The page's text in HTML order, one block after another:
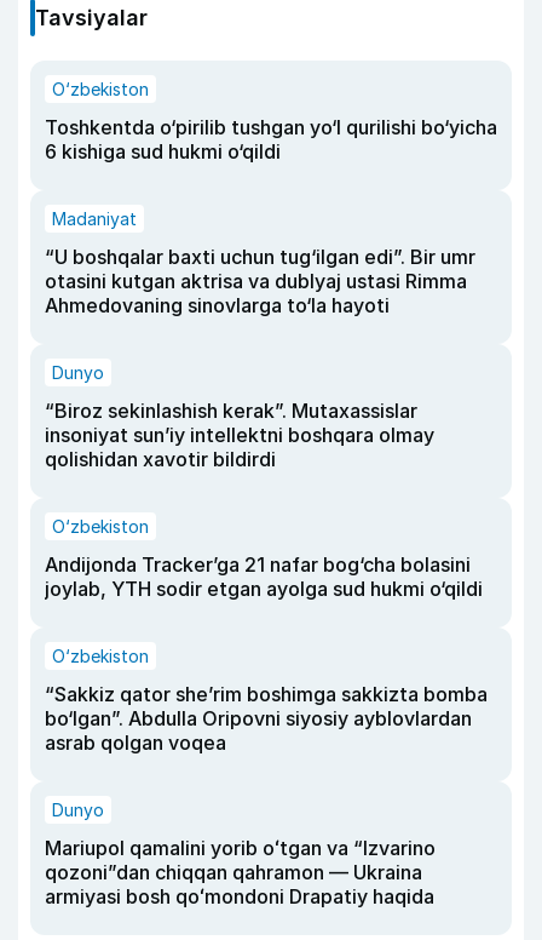
Tavsiyalar
O‘zbekiston
Toshkentda o‘pirilib tushgan yo‘l qurilishi bo‘yicha
6 kishiga sud hukmi o‘qildi
Madaniyat
“U boshqalar baxti uchun tug‘ilgan edi”. Bir umr
otasini kutgan aktrisa va dublyaj ustasi Rimma
Ahmedovaning sinovlarga to‘la hayoti
Dunyo
“Biroz sekinlashish kerak”. Mutaxassislar
insoniyat sun’iy intellektni boshqara olmay
qolishidan xavotir bildirdi
O‘zbekiston
Andijonda Tracker’ga 21 nafar bog‘cha bolasini
joylab, YTH sodir etgan ayolga sud hukmi o‘qildi
O‘zbekiston
“Sakkiz qator she’rim boshimga sakkizta bomba
bo‘lgan”. Abdulla Oripovni siyosiy ayblovlardan
asrab qolgan voqea
Dunyo
Mariupol qamalini yorib oʻtgan va “Izvarino
qozoni”dan chiqqan qahramon — Ukraina
armiyasi bosh qoʻmondoni Drapatiy haqida